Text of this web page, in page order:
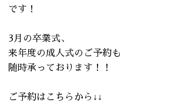
です！
3月の卒業式、
来年度の成人式のご予約も
随時承っております！！
ご予約はこちらから↓↓